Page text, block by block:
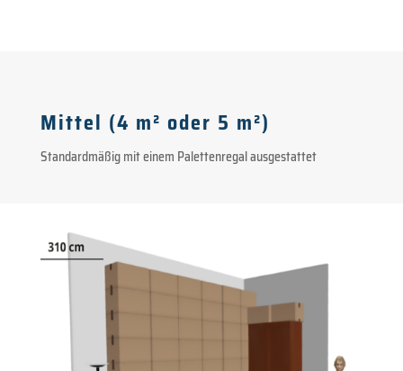
Mittel (4 m² oder 5 m²)
Standardmäßig mit einem Palettenregal ausgestattet